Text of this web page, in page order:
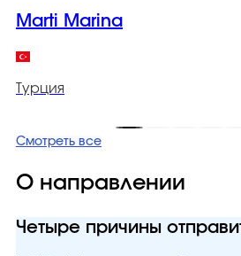
Marti Marina
Турция
Смотреть все
О направлении
Четыре причины